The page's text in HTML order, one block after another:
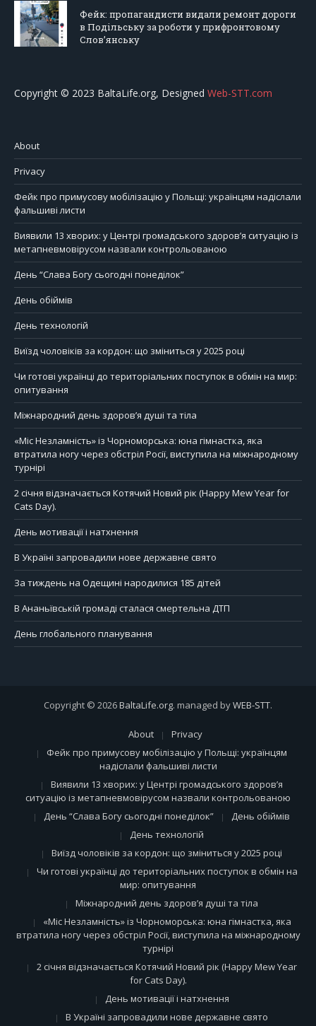
Фейк: пропагандисти видали ремонт дороги
в Подільську за роботи у прифронтовому
Слов’янську
Copyright © 2023 BaltaLife.org, Designed Web-STT.com
About
Privacy
Фейк про примусову мобілізацію у Польщі: українцям надіслали
фальшиві листи
Виявили 13 хворих: у Центрі громадського здоров’я ситуацію із
метапневмовірусом назвали контрольованою
День “Слава Богу сьогодні понеділок”
День обіймів
День технологій
Виїзд чоловіків за кордон: що зміниться у 2025 році
Чи готові українці до територіальних поступок в обмін на мир:
опитування
Міжнародний день здоров’я душі та тіла
«Міс Незламність» із Чорноморська: юна гімнастка, яка
втратила ногу через обстріл Росії, виступила на міжнародному
турнірі
2 січня відзначається Котячий Новий рік (Happy Mew Year for
Cats Day).
День мотивації і натхнення
В Україні запровадили нове державне свято
За тиждень на Одещині народилися 185 дітей
В Ананьївській громаді сталася смертельна ДТП
День глобального планування
Copyright © 2026BaltaLife.org. managed byWEB-STT.
About
Privacy
Фейк про примусову мобілізацію у Польщі: українцям
надіслали фальшиві листи
Виявили 13 хворих: у Центрі громадського здоров’я
ситуацію із метапневмовірусом назвали контрольованою
День “Слава Богу сьогодні понеділок”
День обіймів
День технологій
Виїзд чоловіків за кордон: що зміниться у 2025 році
Чи готові українці до територіальних поступок в обмін на
мир: опитування
Міжнародний день здоров’я душі та тіла
«Міс Незламність» із Чорноморська: юна гімнастка, яка
втратила ногу через обстріл Росії, виступила на міжнародному
турнірі
2 січня відзначається Котячий Новий рік (Happy Mew Year
for Cats Day).
День мотивації і натхнення
В Україні запровадили нове державне свято